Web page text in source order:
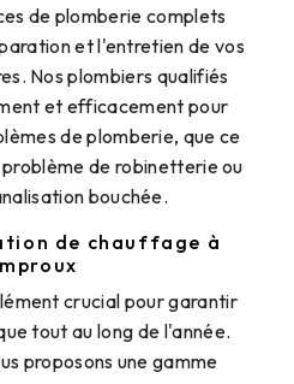
de plomberie complets
et l'entretien de vos
Nos plombiers qualifiés
et efficacement pour
de plomberie, que ce
de robinetterie ou
bouchée.
de chauffage à
crucial pour garantir
tout au long de l'année.
proposons une gamme